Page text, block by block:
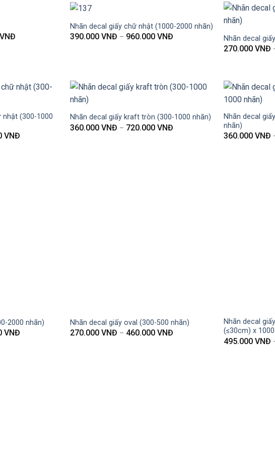
VNĐ
Nhãn decal giấy chữ nhật (1000-2000 nhãn)
390.000VNĐ – 960.000VNĐ Nhãn decal
270.000 VNĐ
nhật (300-1000
VNĐ
Nhãn decal giấy kraft tròn (300-1000 nhãn)
360.000VNĐ – 720.000VNĐ
Nhãn decal
nhãn)
360.000 VNĐ
2000 nhãn)
VNĐ
Nhãn decal giấy oval (300-500 nhãn)
270.000VNĐ – 460.000VNĐ
Nhãn decal
(≤30cm) x
495.000 VNĐ